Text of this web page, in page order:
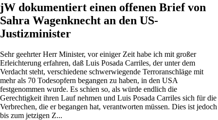
jW dokumentiert einen offenen Brief von
Sahra Wagenknecht an den US-
Justizminister
Sehr geehrter Herr Minister, vor einiger Zeit habe ich mit großer
Erleichterung erfahren, daß Luis Posada Carriles, der unter dem
Verdacht steht, verschiedene schwerwiegende Terroranschläge mit
mehr als 70 Todesopfern begangen zu haben, in den USA
festgenommen wurde. Es schien so, als würde endlich die
Gerechtigkeit ihren Lauf nehmen und Luis Posada Carriles sich für die
Verbrechen, die er begangen hat, verantworten müssen. Dies ist jedoch
bis zum jetzigen Z...